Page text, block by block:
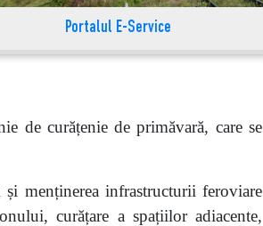
Portalul E-Service
de curățenie de primăvară, care se
menținerea infrastructurii feroviare
curățare a spațiilor adiacente,